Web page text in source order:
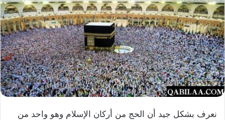
نعرف بشكل جيد أن الحج من أركان الإسلام وهو واحد من